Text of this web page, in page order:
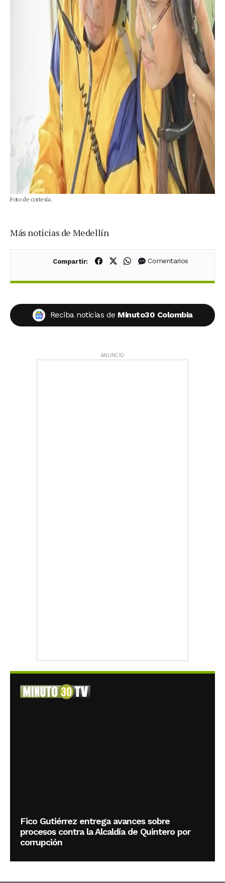
Foto de cortesía.
Más noticias de Medellín
Compartir: Compartir en Facebook
Compartir en X (Twitter)
Compartir en WhatsApp
Comentarios
Reciba noticias de Minuto30 Colombia
ANUNCIO
Fico Gutiérrez entrega avances sobre
procesos contra la Alcaldía de Quintero por
corrupción